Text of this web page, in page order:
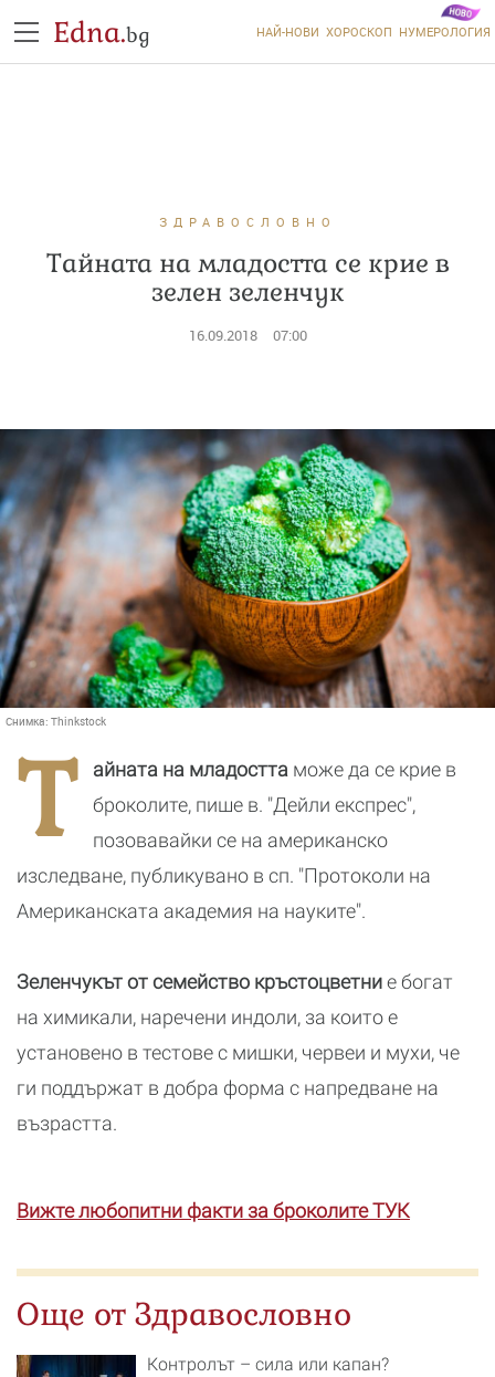
Edna.bg НАЙ-НОВИ ХОРОСКОП НУМЕРОЛОГИЯ
ЗДРАВОСЛОВНО
Тайната на младостта се крие в
зелен зеленчук
16.09.2018 07:00
Снимка: Thinkstock
Т айната на младостта може да се крие в
броколите, пише в. "Дейли експрес",
позовавайки се на американско
изследване, публикувано в сп. "Протоколи на
Американската академия на науките".
Зеленчукът от семейство кръстоцветние богат
на химикали, наречени индоли, за които е
установено в тестове с мишки, червеи и мухи, че
ги поддържат в добра форма с напредване на
възрастта.
Вижте любопитни факти за броколите ТУК
Още от Здравословно
Контролът – сила или капан?